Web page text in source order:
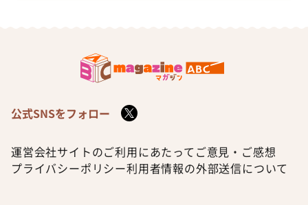
公式SNSをフォロー
運営会社サイトのご利用にあたって ご意見・ご感想
プライバシーポリシー利用者情報の外部送信について